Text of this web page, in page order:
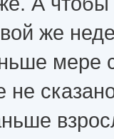
же
мере